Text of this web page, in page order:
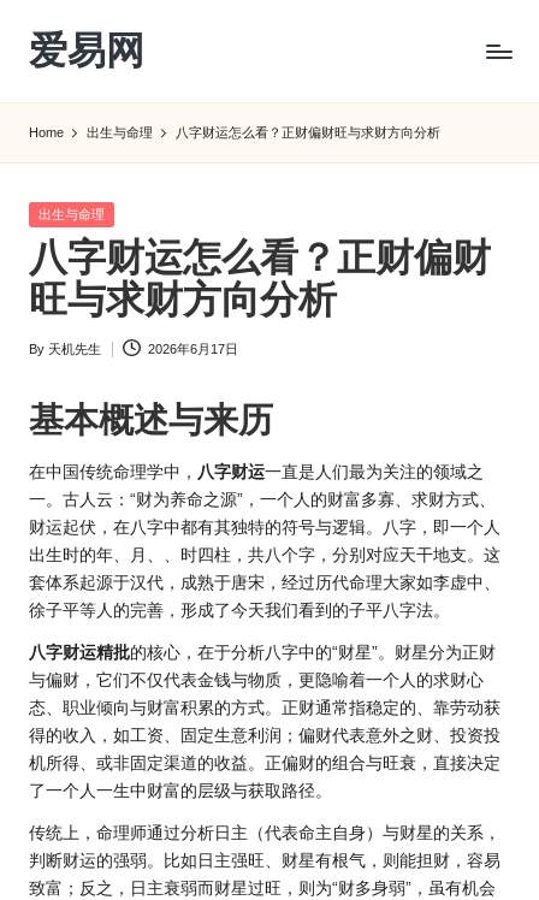
Skip
content
爱易网
转
农
历
阴
历
Home 出生与命理 八字财运怎么看？正财偏财旺与求财方向分析
Posted
出生与命理
八字财运怎么看？正财偏财
旺与求财方向分析
Posted
By 天机先生 2026年6月17日
基本概述与来历
在中国传统命理学中， 八字财运一直是人们最为关注的领域之
一。古人云：“财为养命之源”，一个人的财富多寡、求财方式、
财运起伏，在八字中都有其独特的符号与逻辑。八字，即一个人
出生时的年、月、、时四柱，共八个字，分别对应天干地支。这
套体系起源于汉代，成熟于唐宋，经过历代命理大家如李虚中、
徐子平等人的完善，形成了今天我们看到的子平八字法。
八字财运精批的核心，在于分析八字中的“财星”。财星分为正财
与偏财，它们不仅代表金钱与物质，更隐喻着一个人的求财心
态、职业倾向与财富积累的方式。正财通常指稳定的、靠劳动获
得的收入，如工资、固定生意利润；偏财代表意外之财、投资投
机所得、或非固定渠道的收益。正偏财的组合与旺衰，直接决定
了一个人一生中财富的层级与获取路径。
传统上，命理师通过分析日主（代表命主自身）与财星的关系，
判断财运的强弱。比如日主强旺、财星有根气，则能担财，容易
致富；反之，日主衰弱而财星过旺，则为“财多身弱”，虽有机会